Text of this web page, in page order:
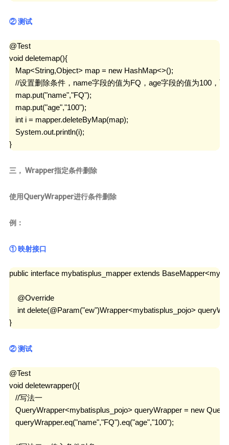
② 测试
@Test
void deletemap(){
   Map<String,Object> map = new HashMap<>();
//设置删除条件，name字段的值为FQ，age字段的值为100，
   map.put("name","FQ");
   map.put("age","100");
   int i = mapper.deleteByMap(map);
   System.out.println(i);
}
三， Wrapper指定条件删除
使用QueryWrapper进行条件删除
例：
① 映射接口
public interface mybatisplus_mapper extends
    @Override
int delete(@Param("ew")Wrapper<mybatisplus_pojo>
}
② 测试
@Test
void deletewrapper(){
   //写法一
QueryWrapper<mybatisplus_pojo> queryWrapper = new
   queryWrapper.eq("name","FQ").eq("age","100");